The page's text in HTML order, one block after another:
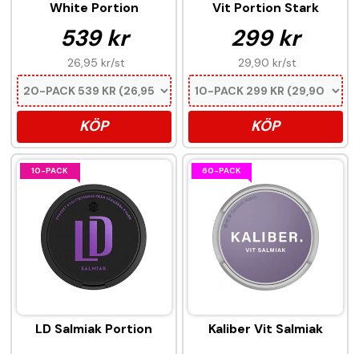
White Portion
539 kr
26,95 kr/st
KÖP
Vit Portion Stark
299 kr
29,90 kr/st
KÖP
10-PACK
LD Salmiak Portion
60-PACK
Kaliber Vit Salmiak